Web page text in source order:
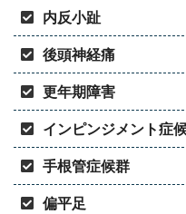
内反小趾
後頭神経痛
更年期障害
インピンジメント症
手根管症候群
偏平足